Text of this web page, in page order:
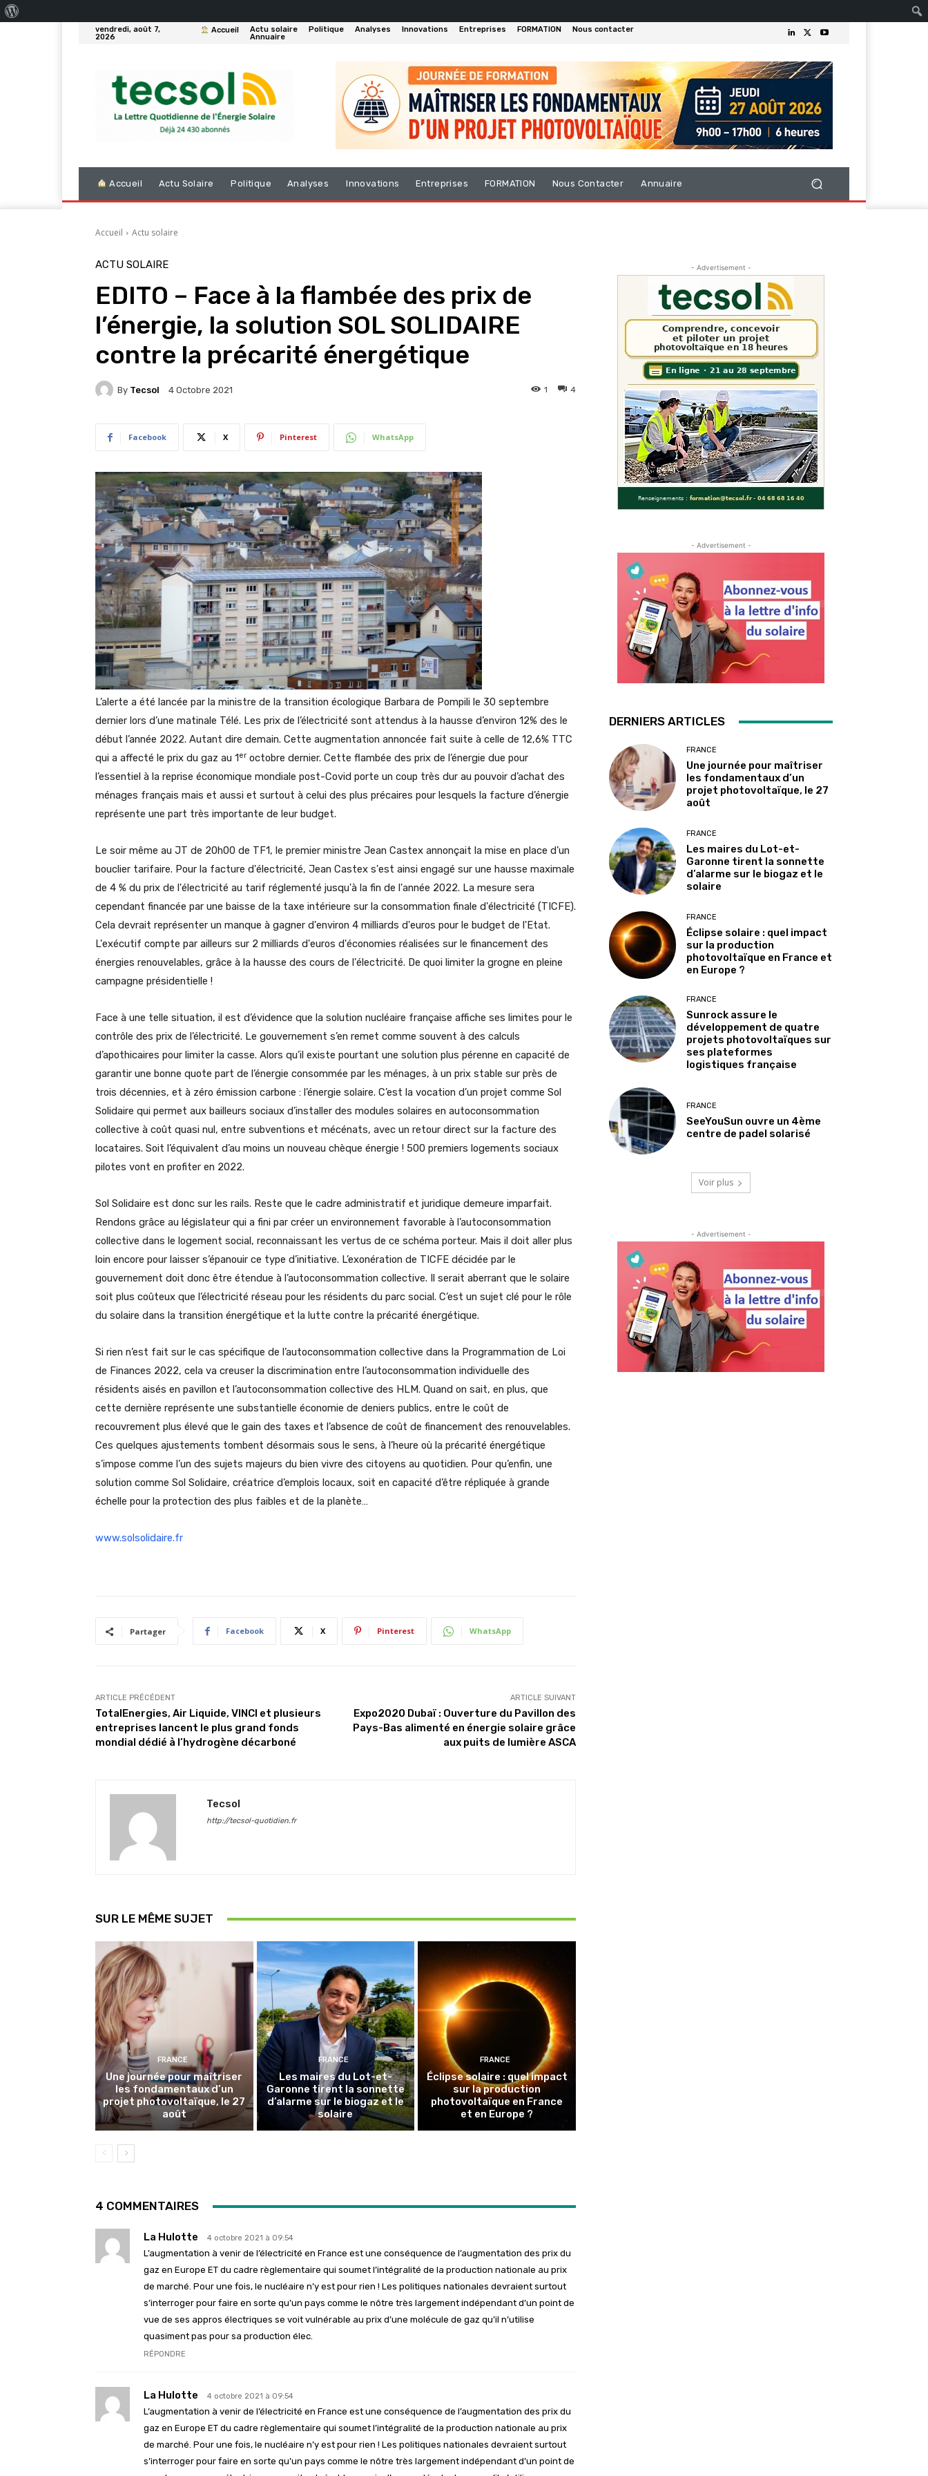
vendredi, août 7,
2026
Accueil Actu solaire Politique Analyses Innovations Entreprises FORMATION
Nous contacter
Annuaire
Accueil Actu Solaire Politique Analyses Innovations Entreprises FORMATION Nous Contacter Annuaire
Accueil Actu solaire
ACTU SOLAIRE
EDITO – Face à la flambée des prix de
l’énergie, la solution SOL SOLIDAIRE
contre la précarité énergétique
By Tecsol 4 Octobre 2021 4
1
Facebook X Pinterest WhatsApp
L’alerte a été lancée par la ministre de la transition écologique Barbara de Pompili le 30 septembre
dernier lors d’une matinale Télé. Les prix de l’électricité sont attendus à la hausse d’environ 12% des le
début l’année 2022. Autant dire demain. Cette augmentation annoncée fait suite à celle de 12,6% TTC
qui a affecté le prix du gaz au 1er octobre dernier. Cette flambée des prix de l’énergie due pour
l’essentiel à la reprise économique mondiale post-Covid porte un coup très dur au pouvoir d’achat des
ménages français mais et aussi et surtout à celui des plus précaires pour lesquels la facture d’énergie
représente une part très importante de leur budget.
Le soir même au JT de 20h00 de TF1, le premier ministre Jean Castex annonçait la mise en place d’un
bouclier tarifaire. Pour la facture d'électricité, Jean Castex s'est ainsi engagé sur une hausse maximale
de 4 % du prix de l'électricité au tarif réglementé jusqu'à la fin de l'année 2022. La mesure sera
cependant financée par une baisse de la taxe intérieure sur la consommation finale d'électricité (TICFE).
Cela devrait représenter un manque à gagner d'environ 4 milliards d'euros pour le budget de l'Etat.
L'exécutif compte par ailleurs sur 2 milliards d'euros d'économies réalisées sur le financement des
énergies renouvelables, grâce à la hausse des cours de l'électricité. De quoi limiter la grogne en pleine
campagne présidentielle !
Face à une telle situation, il est d’évidence que la solution nucléaire française affiche ses limites pour le
contrôle des prix de l’électricité. Le gouvernement s’en remet comme souvent à des calculs
d’apothicaires pour limiter la casse. Alors qu’il existe pourtant une solution plus pérenne en capacité de
garantir une bonne quote part de l’énergie consommée par les ménages, à un prix stable sur près de
trois décennies, et à zéro émission carbone : l’énergie solaire. C’est la vocation d’un projet comme Sol
Solidaire qui permet aux bailleurs sociaux d’installer des modules solaires en autoconsommation
collective à coût quasi nul, entre subventions et mécénats, avec un retour direct sur la facture des
locataires. Soit l’équivalent d’au moins un nouveau chèque énergie ! 500 premiers logements sociaux
pilotes vont en profiter en 2022.
Sol Solidaire est donc sur les rails. Reste que le cadre administratif et juridique demeure imparfait.
Rendons grâce au législateur qui a fini par créer un environnement favorable à l’autoconsommation
collective dans le logement social, reconnaissant les vertus de ce schéma porteur. Mais il doit aller plus
loin encore pour laisser s’épanouir ce type d’initiative. L’exonération de TICFE décidée par le
gouvernement doit donc être étendue à l’autoconsommation collective. Il serait aberrant que le solaire
soit plus coûteux que l’électricité réseau pour les résidents du parc social. C’est un sujet clé pour le rôle
du solaire dans la transition énergétique et la lutte contre la précarité énergétique.
Si rien n’est fait sur le cas spécifique de l’autoconsommation collective dans la Programmation de Loi
de Finances 2022, cela va creuser la discrimination entre l’autoconsommation individuelle des
résidents aisés en pavillon et l’autoconsommation collective des HLM. Quand on sait, en plus, que
cette dernière représente une substantielle économie de deniers publics, entre le coût de
recouvrement plus élevé que le gain des taxes et l’absence de coût de financement des renouvelables.
Ces quelques ajustements tombent désormais sous le sens, à l’heure où la précarité énergétique
s’impose comme l’un des sujets majeurs du bien vivre des citoyens au quotidien. Pour qu’enfin, une
solution comme Sol Solidaire, créatrice d’emplois locaux, soit en capacité d’être répliquée à grande
échelle pour la protection des plus faibles et de la planète…
www.solsolidaire.fr
Partager Facebook X Pinterest WhatsApp
ARTICLE PRÉCÉDENT
TotalEnergies, Air Liquide, VINCI et plusieurs
entreprises lancent le plus grand fonds
mondial dédié à l’hydrogène décarboné
ARTICLE SUIVANT
Expo2020 Dubaï : Ouverture du Pavillon des
Pays-Bas alimenté en énergie solaire grâce
aux puits de lumière ASCA
Tecsol
http://tecsol-quotidien.fr
SUR LE MÊME SUJET
FRANCE
Une journée pour maîtriser
les fondamentaux d’un
projet photovoltaïque, le 27
août
FRANCE
Les maires du Lot-et-
Garonne tirent la sonnette
d’alarme sur le biogaz et le
solaire
FRANCE
Éclipse solaire : quel impact
sur la production
photovoltaïque en France
et en Europe ?
4 COMMENTAIRES
La Hulotte 4 octobre 2021 à 09:54
L’augmentation à venir de l’électricité en France est une conséquence de l’augmentation des prix du
gaz en Europe ET du cadre règlementaire qui soumet l’intégralité de la production nationale au prix
de marché. Pour une fois, le nucléaire n’y est pour rien ! Les politiques nationales devraient surtout
s’interroger pour faire en sorte qu’un pays comme le nôtre très largement indépendant d’un point de
vue de ses appros électriques se voit vulnérable au prix d’une molécule de gaz qu’il n’utilise
quasiment pas pour sa production élec.
RÉPONDRE
La Hulotte 4 octobre 2021 à 09:54
L’augmentation à venir de l’électricité en France est une conséquence de l’augmentation des prix du
gaz en Europe ET du cadre règlementaire qui soumet l’intégralité de la production nationale au prix
de marché. Pour une fois, le nucléaire n’y est pour rien ! Les politiques nationales devraient surtout
s’interroger pour faire en sorte qu’un pays comme le nôtre très largement indépendant d’un point de
- Advertisement -
- Advertisement -
DERNIERS ARTICLES
FRANCE
Une journée pour maîtriser
les fondamentaux d’un
projet photovoltaïque, le 27
août
FRANCE
Les maires du Lot-et-
Garonne tirent la sonnette
d’alarme sur le biogaz et le
solaire
FRANCE
Éclipse solaire : quel impact
sur la production
photovoltaïque en France et
en Europe ?
FRANCE
Sunrock assure le
développement de quatre
projets photovoltaïques sur
ses plateformes
logistiques française
FRANCE
SeeYouSun ouvre un 4ème
centre de padel solarisé
Voir plus
- Advertisement -